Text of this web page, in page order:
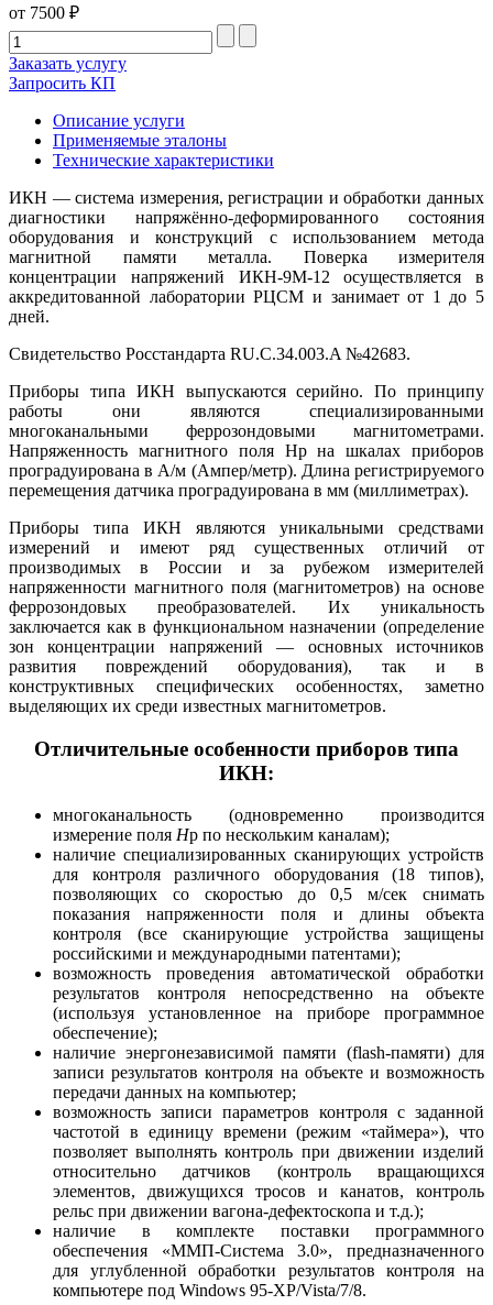
от 7500 ₽
Заказать услугу
Запросить КП
Описание услуги
Применяемые эталоны
Технические характеристики
ИКН — система измерения, регистрации и обработки данных
диагностики напряжённо-деформированного состояния
оборудования и конструкций с использованием метода
магнитной памяти металла. Поверка измерителя
концентрации напряжений ИКН-9М-12 осуществляется в
аккредитованной лаборатории РЦСМ и занимает от 1 до 5
дней.
Свидетельство Росстандарта RU.C.34.003.A №42683.
Приборы типа ИКН выпускаются серийно. По принципу
работы они являются специализированными
многоканальными феррозондовыми магнитометрами.
Напряженность магнитного поля Нр на шкалах приборов
проградуирована в А/м (Ампер/метр). Длина регистрируемого
перемещения датчика проградуирована в мм (миллиметрах).
Приборы типа ИКН являются уникальными средствами
измерений и имеют ряд существенных отличий от
производимых в России и за рубежом измерителей
напряженности магнитного поля (магнитометров) на основе
феррозондовых преобразователей. Их уникальность
заключается как в функциональном назначении (определение
зон концентрации напряжений — основных источников
развития повреждений оборудования), так и в
конструктивных специфических особенностях, заметно
выделяющих их среди известных магнитометров.
Отличительные особенности приборов типа
ИКН:
многоканальность (одновременно производится
измерение поля Hp по нескольким каналам);
наличие специализированных сканирующих устройств
для контроля различного оборудования (18 типов),
позволяющих со скоростью до 0,5 м/сек снимать
показания напряженности поля и длины объекта
контроля (все сканирующие устройства защищены
российскими и международными патентами);
возможность проведения автоматической обработки
результатов контроля непосредственно на объекте
(используя установленное на приборе программное
обеспечение);
наличие энергонезависимой памяти (flash-памяти) для
записи результатов контроля на объекте и возможность
передачи данных на компьютер;
возможность записи параметров контроля с заданной
частотой в единицу времени (режим «таймера»), что
позволяет выполнять контроль при движении изделий
относительно датчиков (контроль вращающихся
элементов, движущихся тросов и канатов, контроль
рельс при движении вагона-дефектоскопа и т.д.);
наличие в комплекте поставки программного
обеспечения «ММП-Система 3.0», предназначенного
для углубленной обработки результатов контроля на
компьютере под Windows 95-XP/Vista/7/8.